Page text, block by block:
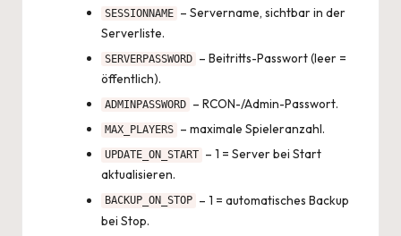
SESSIONNAME – Servername, sichtbar in der
Serverliste.
SERVERPASSWORD – Beitritts-Passwort (leer =
öffentlich).
ADMINPASSWORD – RCON-/Admin-Passwort.
MAX_PLAYERS – maximale Spieleranzahl.
UPDATE_ON_START – 1 = Server bei Start
aktualisieren.
BACKUP_ON_STOP – 1 = automatisches Backup
bei Stop.